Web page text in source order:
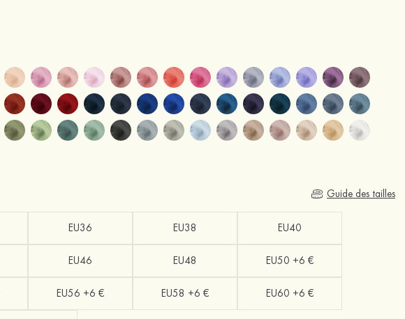
Guide des tailles
EU36 EU38 EU40
EU46 EU48 EU50 +6 €
EU56 +6 € EU58 +6 € EU60 +6 €